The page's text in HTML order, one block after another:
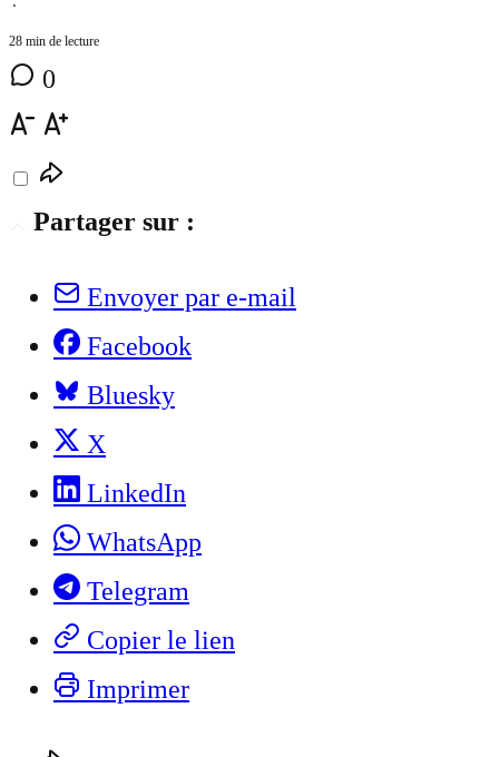
⋅
28 min de lecture
0
Partager sur :
Envoyer par e-mail
Facebook
Bluesky
X
LinkedIn
WhatsApp
Telegram
Copier le lien
Imprimer